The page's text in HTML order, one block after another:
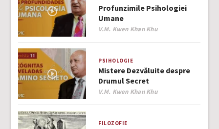
Profunzimile Psihologiei
Umane
Author
V.M. Kwen Khan Khu
PSIHOLOGIE
Mistere Dezvăluite despre
Drumul Secret
Author
V.M. Kwen Khan Khu
FILOZOFIE